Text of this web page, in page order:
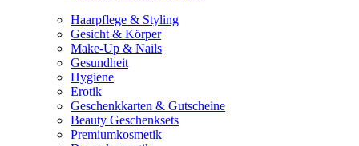
Haarpflege & Styling
Gesicht & Körper
Make-Up & Nails
Gesundheit
Hygiene
Erotik
Geschenkkarten & Gutscheine
Beauty Geschenksets
Premiumkosmetik